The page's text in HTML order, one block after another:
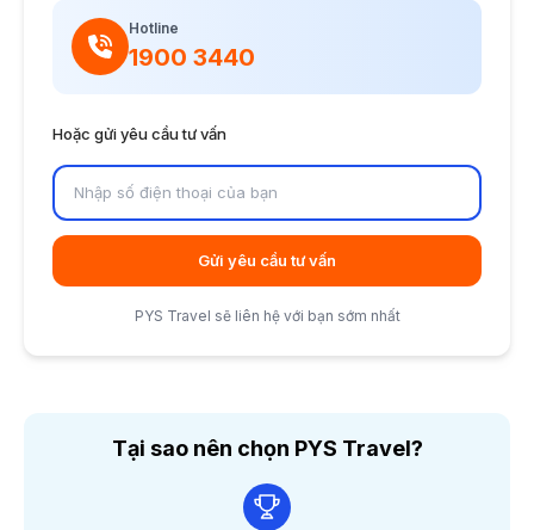
Hotline
1900 3440
Hoặc gửi yêu cầu tư vấn
Gửi yêu cầu tư vấn
PYS Travel sẽ liên hệ với bạn sớm nhất
Tại sao nên chọn PYS Travel?